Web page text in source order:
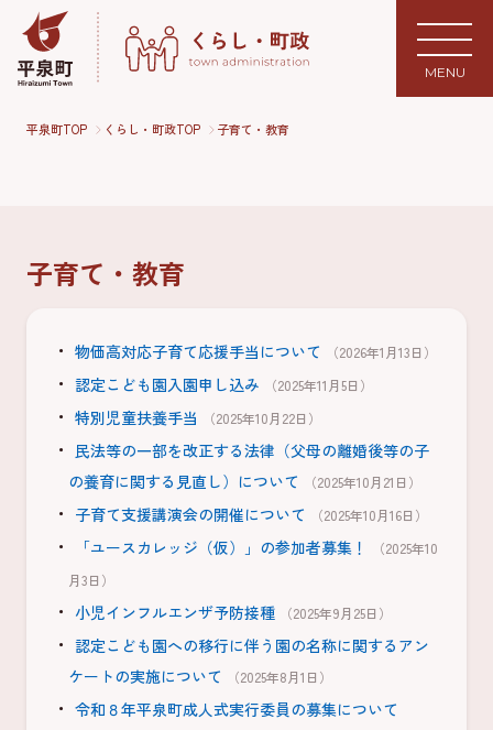
MENU
平泉町TOP くらし・町政TOP 子育て・教育
子育て・教育
物価高対応子育て応援手当について （2026年1月13日）
認定こども園入園申し込み （2025年11月5日）
特別児童扶養手当 （2025年10月22日）
民法等の一部を改正する法律（父母の離婚後等の子
の養育に関する見直し）について
（2025年10月21日）
子育て支援講演会の開催について （2025年10月16日）
「ユースカレッジ（仮）」の参加者募集！
（2025年10
月3日）
小児インフルエンザ予防接種 （2025年9月25日）
認定こども園への移行に伴う園の名称に関するアン
ケートの実施について
（2025年8月1日）
令和８年平泉町成人式実行委員の募集について